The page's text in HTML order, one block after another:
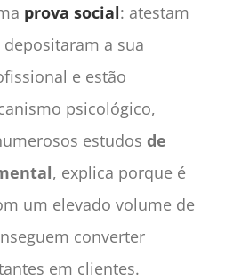
prova social: atestam
a sua
e estão
psicológico,
estudos de
, explica porque é
um elevado volume de
converter
em clientes.